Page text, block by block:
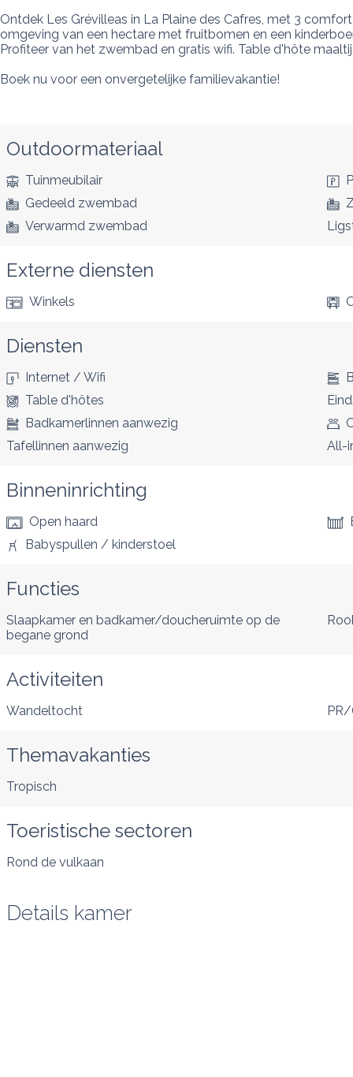
Ontdek Les Grévilleas in La Plaine des Cafres, met 3
omgeving van een hectare met fruitbomen en een
Profiteer van het zwembad en gratis wifi. Table d'hôte
Boek nu voor een onvergetelijke familievakantie!
Outdoormateriaal
Tuinmeubilair
Gedeeld zwembad
Verwarmd zwembad
Externe diensten
Winkels
Diensten
Internet / Wifi
Table d'hôtes
Badkamerlinnen aanwezig
Tafellinnen aanwezig
All-
Binneninrichting
Open haard
Babyspullen / kinderstoel
Functies
Slaapkamer en badkamer/doucheruimte op de
begane grond
Activiteiten
Wandeltocht
Themavakanties
Tropisch
Toeristische sectoren
Rond de vulkaan
Details kamer